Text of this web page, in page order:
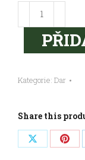
Podpora
projektu
Kategorie: Dar
Share this
Share